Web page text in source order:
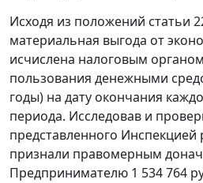
Исходя из положений статьи
материальная выгода от
исчислена налоговым
пользования денежными
годы) на дату окончания
периода. Исследовав и
представленного Инспекцией
признали правомерным
Предпринимателю 1 534 764